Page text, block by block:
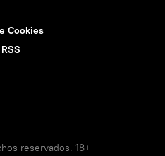
Cookies
RSS
reservados. 18+